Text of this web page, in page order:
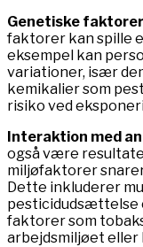
Genetiske
faktorer kan spille
eksempel kan
variationer, især
kemikalier som
risiko ved
Interaktion med
også være
miljøfaktorer
Dette inkluderer
pesticidudsættelse
faktorer som
arbejdsmiljøet